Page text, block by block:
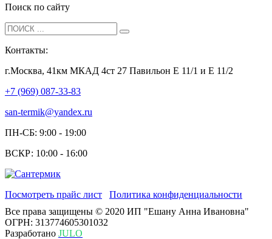
Поиск по сайту
Контакты:
г.Москва, 41км МКАД 4ст 27 Павильон Е 11/1 и Е 11/2
+7 (969) 087-33-83
san-termik@yandex.ru
ПН-СБ: 9:00 - 19:00
ВСКР: 10:00 - 16:00
Посмотреть прайс лист
Политика конфиденциальности
Все права защищены © 2020 ИП "Ешану Анна Ивановна"
ОГРН: 313774605301032
Разработано JULO